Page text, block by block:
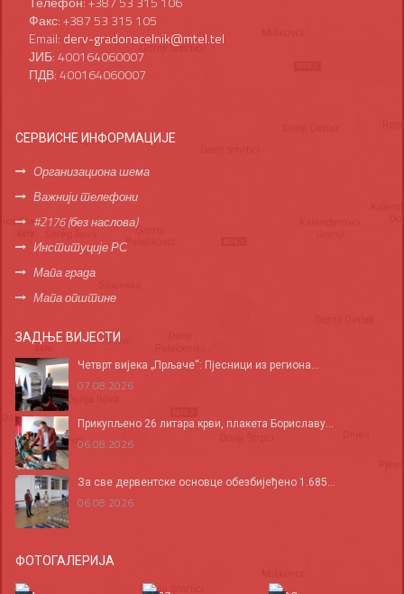
Факс: +387 53 315 105
Email: derv-gradonacelnik@mtel.tel
ЈИБ: 400164060007
ПДВ: 400164060007
СЕРВИСНЕ ИНФОРМАЦИЈЕ
Организациона шема
Важнији телефони
#2176 (без наслова)
Институције РС
Мапа града
Мапа општине
ЗАДЊЕ ВИЈЕСТИ
Четврт вијека „Прљаче“: Пјесници из региона...
07.08.2026
Прикупљено 26 литара крви, плакета Бориславу...
06.08.2026
За све дервентске основце обезбијеђено 1.685...
06.08.2026
ФОТОГАЛЕРИЈА